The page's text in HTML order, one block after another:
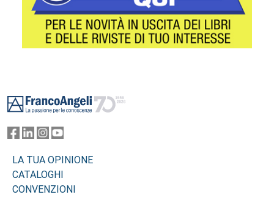
LA TUA OPINIONE
CATALOGHI
CONVENZIONI